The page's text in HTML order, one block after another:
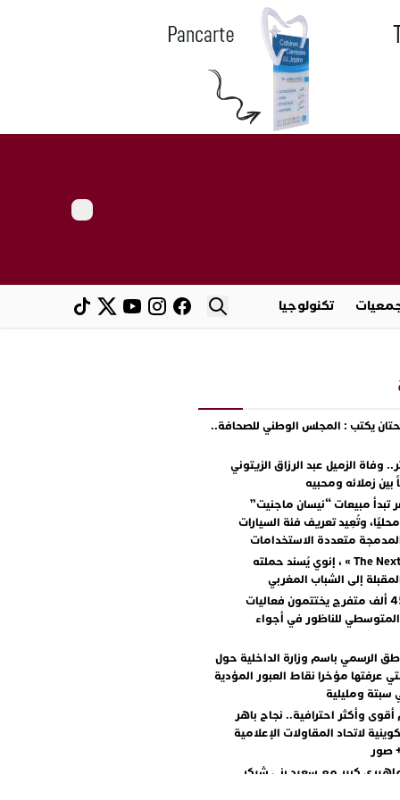
تكنولوجيا
يكتب : المجلس الوطني للصحافة..
وفاة الزميل عبد الرزاق الزيتوني
بين زملائه ومحبيه
تبدأ مبيعات “نيسان ماجنيت”
وتُعِيد تعريف فئة السيارات
متعددة الاستخدامات
مع « The Next Ad » ، إنوي يُسند حملته
إلى الشباب المغربي
أكثر من 45 ألف متفرج يختتمون فعاليات
المتوسطي للناظور في أجواء
الرسمي باسم وزارة الداخلية حول
عرفتها مؤخرا نقاط العبور المؤدية
سبتة ومليلية
أقوى وأكثر احترافية.. نجاح باهر
لاتحاد المقاولات الإعلامية
+ صور
كبير مع سعيد بني شيكر